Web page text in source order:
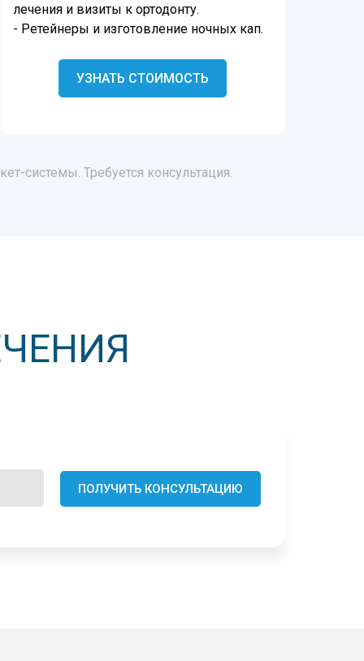
лечения и визиты к ортодонту.
- Ретейнеры и изготовление ночных кап.
УЗНАТЬ СТОИМОСТЬ
системы. Требуется консультация.
ПОЛУЧИТЬ КОНСУЛЬТАЦИЮ